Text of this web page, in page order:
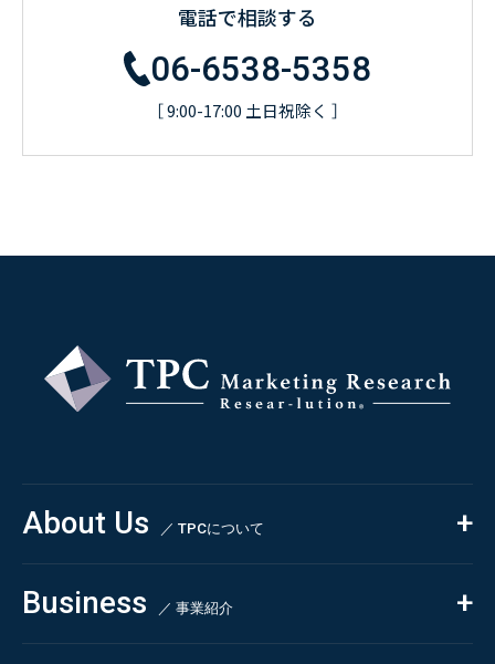
電話で相談する
06-6538-5358
［ 9:00-17:00 土日祝除く ］
About Us ／ TPCについて
私たちの強み
会社概要・沿革
CSR
Business ／ 事業紹介
コンサルティング